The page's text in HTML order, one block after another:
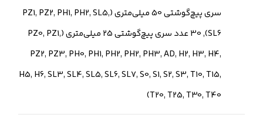
سری پیچ‌گوشتی 50 میلی‌متری (PZ1, PZ2, PH1, PH2, SL5,
SL6), 30 عدد سری پیچ‌گوشتی 25 میلی‌متری (PZ0, PZ1,
PZ2, PZ3, PH0, PH1, PH2, PH2, PH3, AD, H2, H3, H4,
H5, H6, SL3, SL4, SL5, SL6, SL7, S0, S1, S2, S3, T10, T15,
T20, T25, T30, T40)